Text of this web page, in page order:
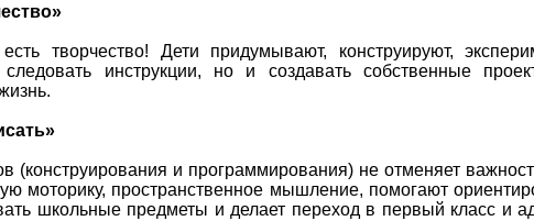
творчество! Дети придумывают, конструируют,
инструкции, но и создавать собственные
(конструирования и программирования) не отменяет
моторику, пространственное мышление, помогают
школьные предметы и делает переход в первый класс и